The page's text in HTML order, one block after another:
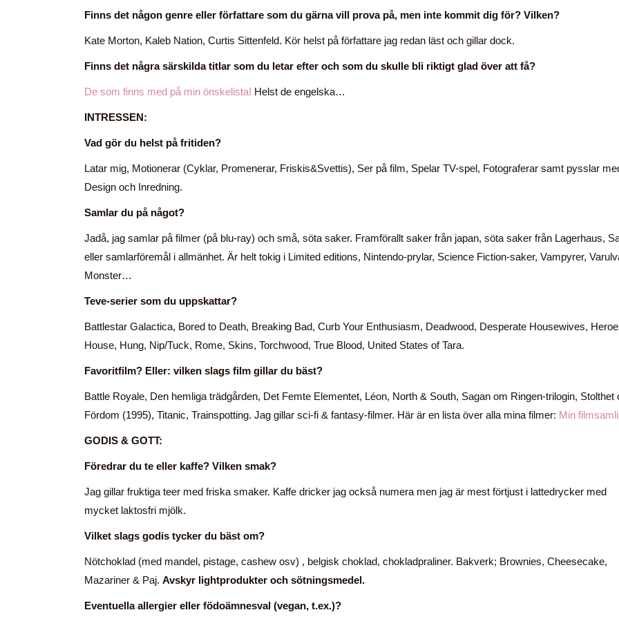
Finns det någon genre eller författare som du gärna vill prova på, men inte kommit dig för? Vilken?
Kate Morton, Kaleb Nation, Curtis Sittenfeld. Kör helst på författare jag redan läst och gillar dock.
Finns det några särskilda titlar som du letar efter och som du skulle bli riktigt glad över att få?
De som finns med på min önskelista! Helst de engelska…
INTRESSEN:
Vad gör du helst på fritiden?
Latar mig, Motionerar (Cyklar, Promenerar, Friskis&Svettis), Ser på film, Spelar TV-spel, Fotograferar samt pysslar
Design och Inredning.
Samlar du på något?
Jadå, jag samlar på filmer (på blu-ray) och små, söta saker. Framförallt saker från japan, söta saker från Lagerhaus,
eller samlarföremål i allmänhet. Är helt tokig i Limited editions, Nintendo-prylar, Science Fiction-saker, Vampyrer,
Monster…
Teve-serier som du uppskattar?
Battlestar Galactica, Bored to Death, Breaking Bad, Curb Your Enthusiasm, Deadwood, Desperate Housewives,
House, Hung, Nip/Tuck, Rome, Skins, Torchwood, True Blood, United States of Tara.
Favoritfilm? Eller: vilken slags film gillar du bäst?
Battle Royale, Den hemliga trädgården, Det Femte Elementet, Léon, North & South, Sagan om Ringen-trilogin, Stolthet
Fördom (1995), Titanic, Trainspotting. Jag gillar sci-fi & fantasy-filmer. Här är en lista över alla mina filmer: Min
GODIS & GOTT:
Föredrar du te eller kaffe? Vilken smak?
Jag gillar fruktiga teer med friska smaker. Kaffe dricker jag också numera men jag är mest förtjust i lattedrycker med
mycket laktosfri mjölk.
Vilket slags godis tycker du bäst om?
Nötchoklad (med mandel, pistage, cashew osv) , belgisk choklad, chokladpraliner. Bakverk; Brownies, Cheesecake,
Mazariner & Paj. Avskyr lightprodukter och sötningsmedel.
Eventuella allergier eller födoämnesval (vegan, t.ex.)?